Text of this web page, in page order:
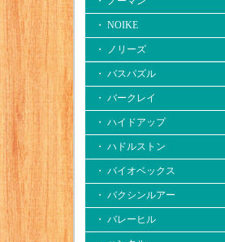
・ NOIKE
・ ノリーズ
・ バスパズル
・ バークレイ
・ ハイドアップ
・ ハドルストン
・ バイオベックス
・ バクシンルアー
・ バレーヒル